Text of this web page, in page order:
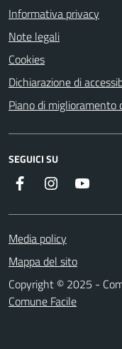
Informativa privacy
Note legali
Cookies
Dichiarazione di
Piano di miglioramento
SEGUICI SU
Facebook Instagram
Media policy
Mappa del sito
Copyright © 2025 -
Comune Facile